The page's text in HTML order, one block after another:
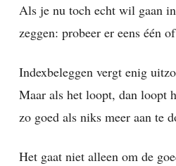
Als je nu toch echt wil gaan
zeggen: probeer er eens één
Indexbeleggen vergt enig
Maar als het loopt, dan loopt
zo goed als niks meer aan te
Het gaat niet alleen om de